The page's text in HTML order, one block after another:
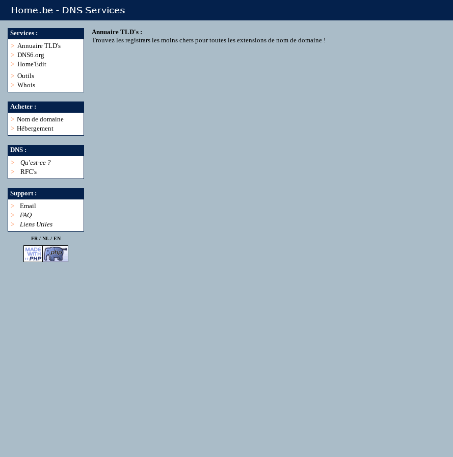
Services :
> Annuaire TLD's
> DNS6.org
> Home'Edit
> Outils
> Whois
Acheter :
> Nom de domaine
> Hébergement
DNS :
>
Qu'est-ce ?
>
RFC's
Support :
>
Email
>
FAQ
>
Liens Utiles
FR / NL/ EN
Annuaire TLD's :
Trouvez les registrars les moins chers pour toutes les extensions de nom de domaine !